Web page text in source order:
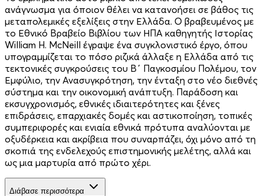
ανάγνωσµα για όποιον θέλει να κατανοήσει σε βάθος τις
µεταπολεµικές εξελίξεις στην Ελλάδα. Ο βραβευµένος µε
το Εθνικό Βραβείο Βιβλίου των ΗΠΑ καθηγητής Ιστορίας
William H. McNeill έγραψε ένα συγκλονιστικό έργο, όπου
υπογραµµίζεται το πόσο ριζικά άλλαξε η Ελλάδα από τις
τεκτονικές συγκρούσεις του Β΄ Παγκοσµίου Πολέµου, τον
Εµφύλιο, την Ανασυγκρότηση, την ένταξη στο νέο διεθνές
σύστηµα και την οικονοµική ανάπτυξη. Παράδοση και
εκσυγχρονισµός, εθνικές ιδιαιτερότητες και ξένες
επιδράσεις, επαρχιακές δοµές και αστικοποίηση, τοπικές
συµπεριφορές και ενιαία εθνικά πρότυπα αναλύονται µε
οξυδέρκεια και ακρίβεια που συναρπάζει, όχι µόνο από τη
σκοπιά της ενδελεχούς επιστηµονικής µελέτης, αλλά και
ως µια µαρτυρία από πρώτο χέρι.
Διάβασε περισσότερα